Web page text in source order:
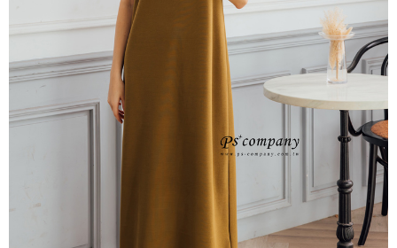
請求用戶進行身份認證。
５．嚴禁一人註冊多個帳號或使用他人資訊註冊。若發現惡意使用之情形，
恩沛科技股份有限公司將有權停止該用戶之使用額度並採取法律行動。